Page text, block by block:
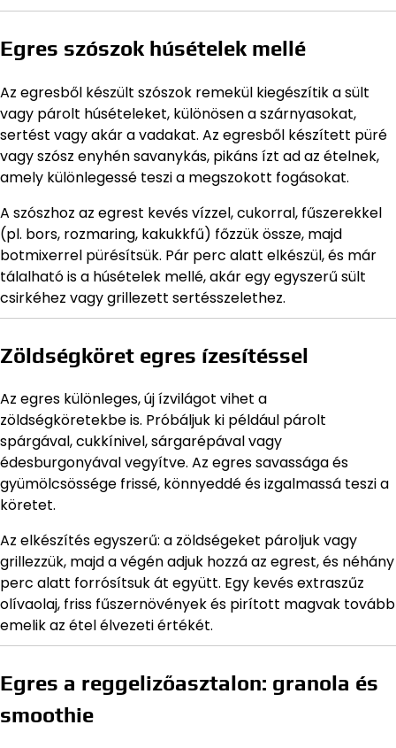
Egres szószok húsételek mellé
Az egresből készült szószok remekül kiegészítik a sült
vagy párolt húsételeket, különösen a szárnyasokat,
sertést vagy akár a vadakat. Az egresből készített püré
vagy szósz enyhén savanykás, pikáns ízt ad az ételnek,
amely különlegessé teszi a megszokott fogásokat.
A szószhoz az egrest kevés vízzel, cukorral, fűszerekkel
(pl. bors, rozmaring, kakukkfű) főzzük össze, majd
botmixerrel pürésítsük. Pár perc alatt elkészül, és már
tálalható is a húsételek mellé, akár egy egyszerű sült
csirkéhez vagy grillezett sertésszelethez.
Zöldségköret egres ízesítéssel
Az egres különleges, új ízvilágot vihet a
zöldségköretekbe is. Próbáljuk ki például párolt
spárgával, cukkínivel, sárgarépával vagy
édesburgonyával vegyítve. Az egres savassága és
gyümölcsössége frissé, könnyeddé és izgalmassá teszi a
köretet.
Az elkészítés egyszerű: a zöldségeket pároljuk vagy
grillezzük, majd a végén adjuk hozzá az egrest, és néhány
perc alatt forrósítsuk át együtt. Egy kevés extraszűz
olívaolaj, friss fűszernövények és pirított magvak tovább
emelik az étel élvezeti értékét.
Egres a reggelizőasztalon: granola és
smoothie